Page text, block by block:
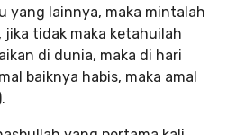
yang lainnya, maka mintalah
tidak maka ketahuilah
di dunia, maka di hari
baiknya habis, maka amal